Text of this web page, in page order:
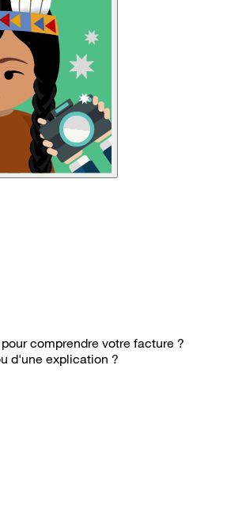
comprendre votre facture ?
d'une explication ?